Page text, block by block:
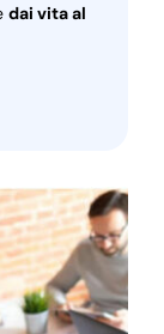
dai vita al